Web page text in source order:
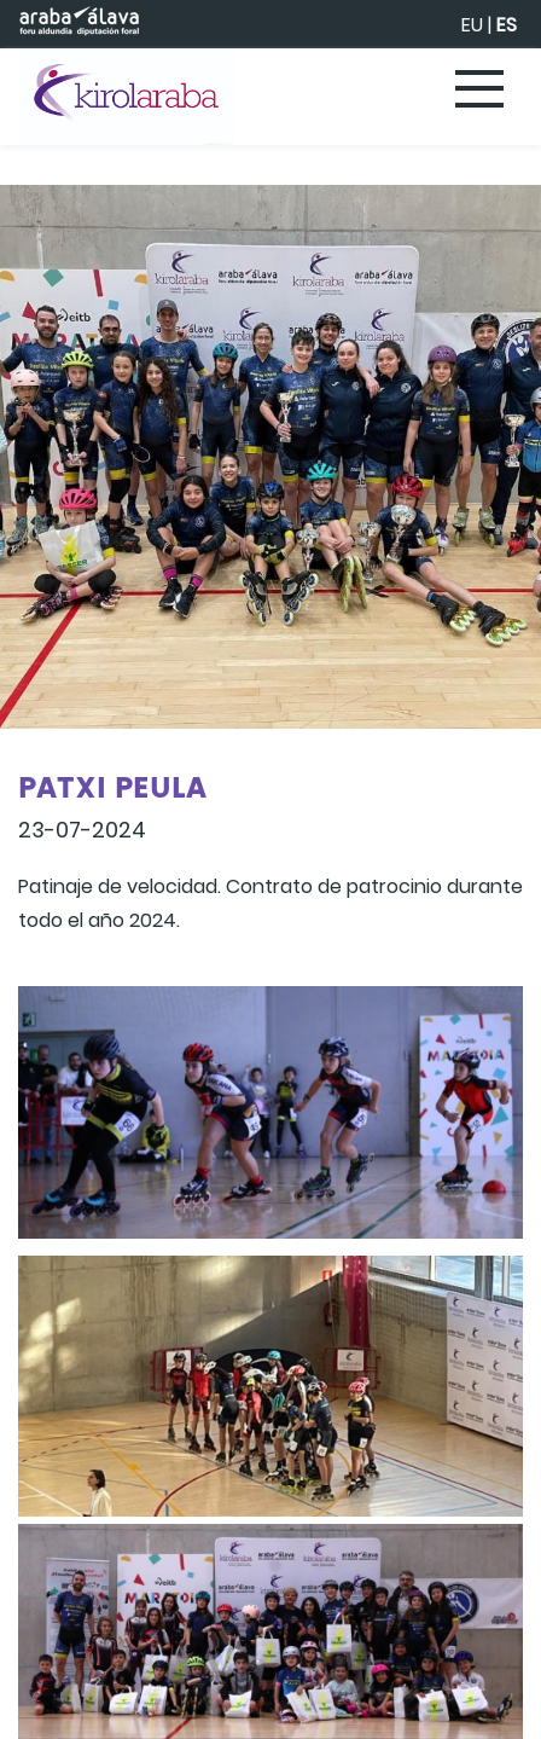
Saltar al contenido principal EU|ES
PATXI PEULA
23-07-2024
Patinaje de velocidad. Contrato de patrocinio durante
todo el año 2024.